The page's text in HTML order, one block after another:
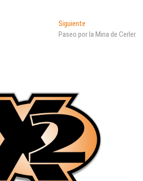
SiguienteEntrada
siguiente:
Paseo por la Mina de Cerler.